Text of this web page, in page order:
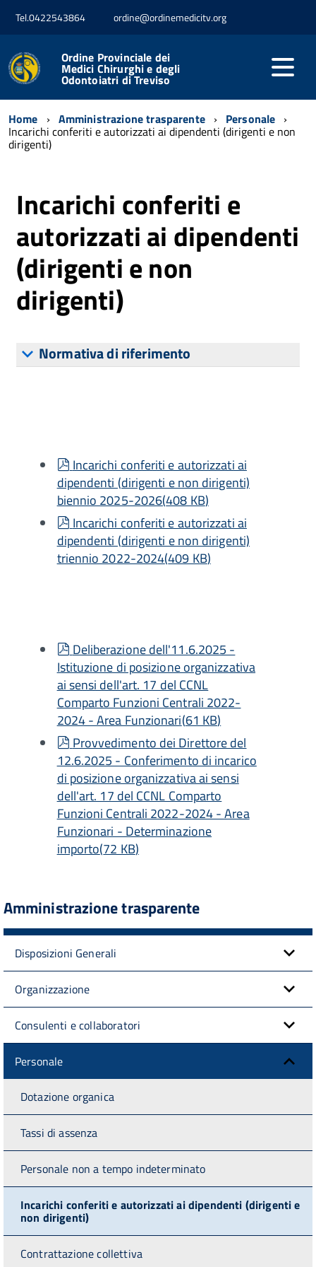
Tel.0422543864 ordine@ordinemedicitv.org
Ordine Provinciale dei
Medici Chirurghi e degli
Odontoiatri di Treviso
Home Amministrazione trasparente Personale
Incarichi conferiti e autorizzati ai dipendenti (dirigenti e non
dirigenti)
Incarichi conferiti e
autorizzati ai dipendenti
(dirigenti e non
dirigenti)
Normativa di riferimento
pdf
Incarichi conferiti e autorizzati ai
dipendenti (dirigenti e non dirigenti)
biennio 2025-2026(408 KB)
pdf
Incarichi conferiti e autorizzati ai
dipendenti (dirigenti e non dirigenti)
triennio 2022-2024(409 KB)
pdf
Deliberazione dell'11.6.2025 -
Istituzione di posizione organizzativa
ai sensi dell'art. 17 del CCNL
Comparto Funzioni Centrali 2022-
2024 - Area Funzionari(61 KB)
pdf
Provvedimento dei Direttore del
12.6.2025 - Conferimento di incarico
di posizione organizzativa ai sensi
dell'art. 17 del CCNL Comparto
Funzioni Centrali 2022-2024 - Area
Funzionari - Determinazione
importo(72 KB)
Amministrazione trasparente
Disposizioni Generali
Organizzazione
Consulenti e collaboratori
Personale
Dotazione organica
Tassi di assenza
Personale non a tempo indeterminato
Incarichi conferiti e autorizzati ai dipendenti (dirigenti e
non dirigenti)
Contrattazione collettiva